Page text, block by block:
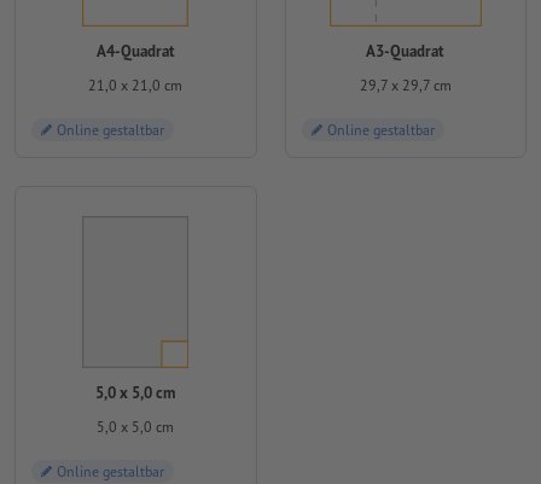
A4-Quadrat
21,0 x 21,0 cm
Online gestaltbar
A3-Quadrat
29,7 x 29,7 cm
Online gestaltbar
5,0 x 5,0 cm
5,0 x 5,0 cm
Online gestaltbar